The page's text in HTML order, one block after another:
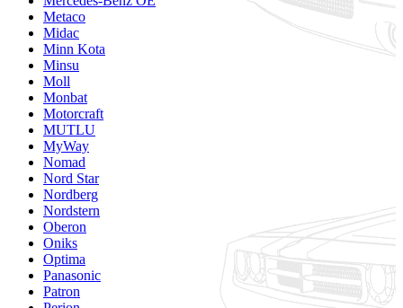
Metaco
Midac
Minn Kota
Minsu
Moll
Monbat
Motorcraft
MUTLU
MyWay
Nomad
Nord Star
Nordberg
Nordstern
Oberon
Oniks
Optima
Panasonic
Patron